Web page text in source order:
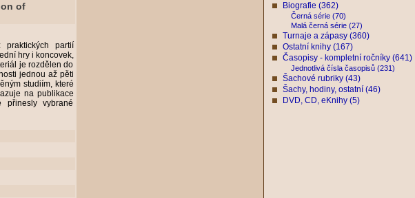
of
praktických partií
hry i koncovek,
je rozdělen do
jednou až pěti
studiím, které
na publikace
vybrané
Biografie (362)
Černá série (70)
Malá černá série (27)
Turnaje a zápasy (360)
Ostatní knihy (167)
Časopisy - kompletní ročníky (641)
Jednotlivá čísla časopisů (231)
Šachové rubriky (43)
Šachy, hodiny, ostatní (46)
DVD, CD, eKnihy (5)